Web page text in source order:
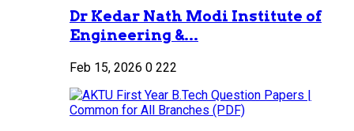
Dr Kedar Nath Modi Institute of
Engineering &...
Feb 15, 2026 0 222